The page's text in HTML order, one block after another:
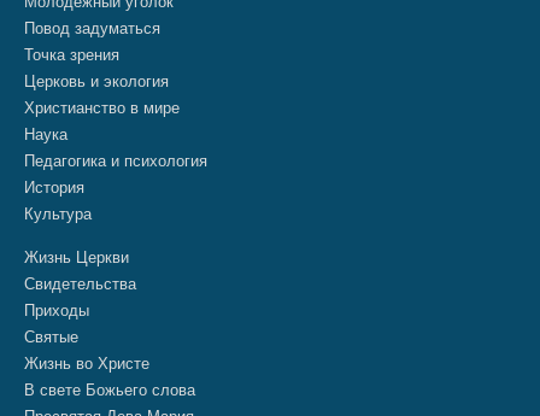
Повод задуматься
Точка зрения
Церковь и экология
Христианство в мире
Наука
Педагогика и психология
История
Культура
Жизнь Церкви
Свидетельства
Приходы
Святые
Жизнь во Христе
В свете Божьего слова